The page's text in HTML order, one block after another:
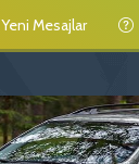
Yeni Mesajlar